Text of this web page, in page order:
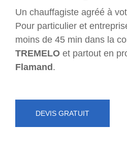
Un chauffagiste agréé à
Pour particulier et
moins de 45 min dans la
TREMELO et partout en
Flamand .
DEVIS GRATUIT